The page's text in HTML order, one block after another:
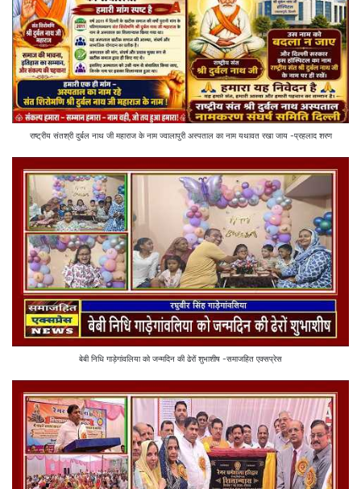
राष्ट्रीय संतश्री दुर्बल नाथ जी महाराज के नाम ज्वालापुरी अस्पताल का नाम यथावत रखा जाय -प्रहलाद शरण
बेबी निधि गाड़ेगांवलिया को जन्मदिन की ढेरों शुभाशीष -समाजहित एक्सप्रेस